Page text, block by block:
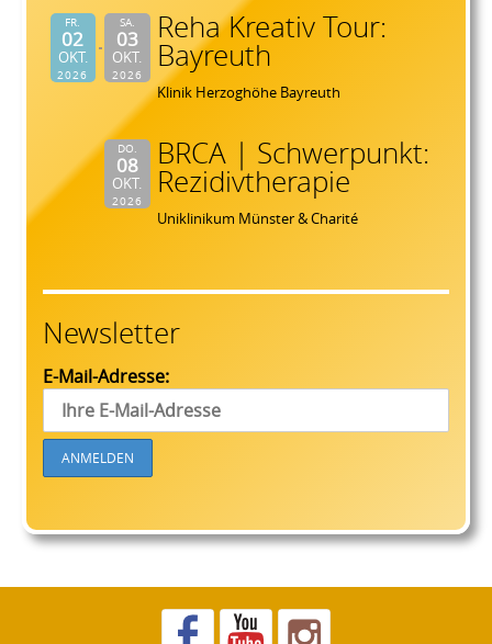
FR.
02
OKT.
2026
SA.
03
OKT.
2026
Reha Kreativ Tour:
Bayreuth
Klinik Herzoghöhe Bayreuth
DO.
08
OKT.
2026
BRCA | Schwerpunkt:
Rezidivtherapie
Uniklinikum Münster & Charité
Newsletter
E-Mail-Adresse: